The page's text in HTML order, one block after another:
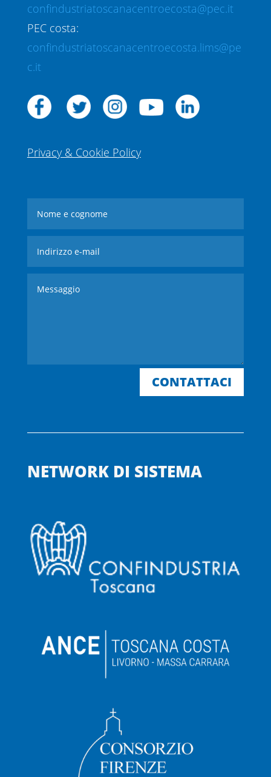
confindustriatoscanacentroecosta@pec.it
PEC costa:
confindustriatoscanacentroecosta.lims@pe
c.it
Privacy & Cookie Policy
CONTATTACI
NETWORK DI SISTEMA